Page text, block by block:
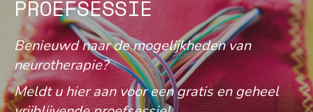
PROEFSESSIE
Benieuwd naar de mogelijkheden van
neurotherapie?
Meldt u hier aan voor een gratis en geheel